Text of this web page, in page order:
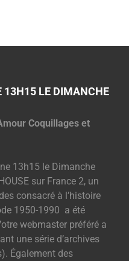
13H15 LE DIMANCHE
Coquillages et
13h15 le Dimanche
sur France 2, un
consacré à l’histoire
1950-1990 a été
webmaster préféré a
une série d’archives
Également des